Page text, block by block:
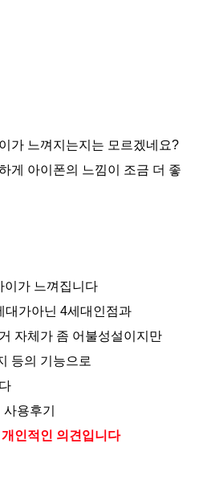
가 느껴지는지는 모르겠네요?
게 아이폰의 느낌이 조금 더 좋
이가 느껴집니다
대가아닌 4세대인점과
자체가 좀 어불성설이지만
등의 기능으로
용후기
인적인 의견입니다